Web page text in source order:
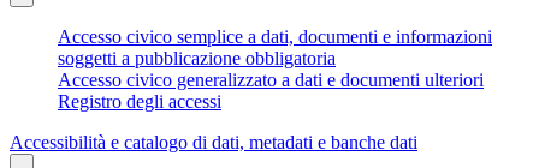
Accesso civico semplice a dati, documenti e informazioni
soggetti a pubblicazione obbligatoria
Accesso civico generalizzato a dati e documenti ulteriori
Registro degli accessi
Accessibilità e catalogo di dati, metadati e banche dati